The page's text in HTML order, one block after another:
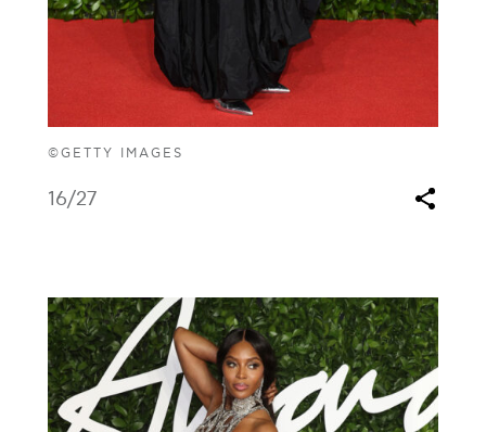
©GETTY IMAGES
16/27